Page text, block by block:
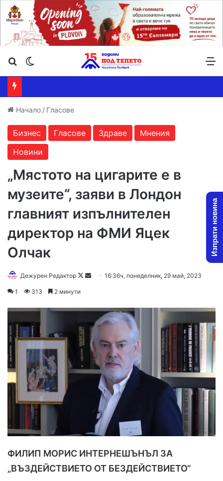
Търсене ...
Начало / Гласове
Бизнес Гласове Здраве
Мнения
Новини
„Мястото на цигарите е в
музеите“, заяви в Лондон
главният изпълнителен
директор на ФМИ Яцек
Олчак
Дежурен Редактор
Follow
Send16:36ч, понеделник, 29 май, 2023
1 313 2 минути
ФИЛИП МОРИС ИНТЕРНЕШЪНЪЛ ЗА
„ВЪЗДЕЙСТВИЕТО ОТ БЕЗДЕЙСТВИЕТО“
Изпрати новина